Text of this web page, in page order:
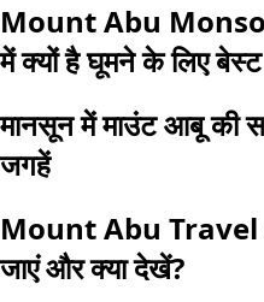
Mount Abu
में क्यों है घूमने के लिए
मानसून में माउंट आबू की
जगहें
Mount Abu
जाएं और क्या देखें?